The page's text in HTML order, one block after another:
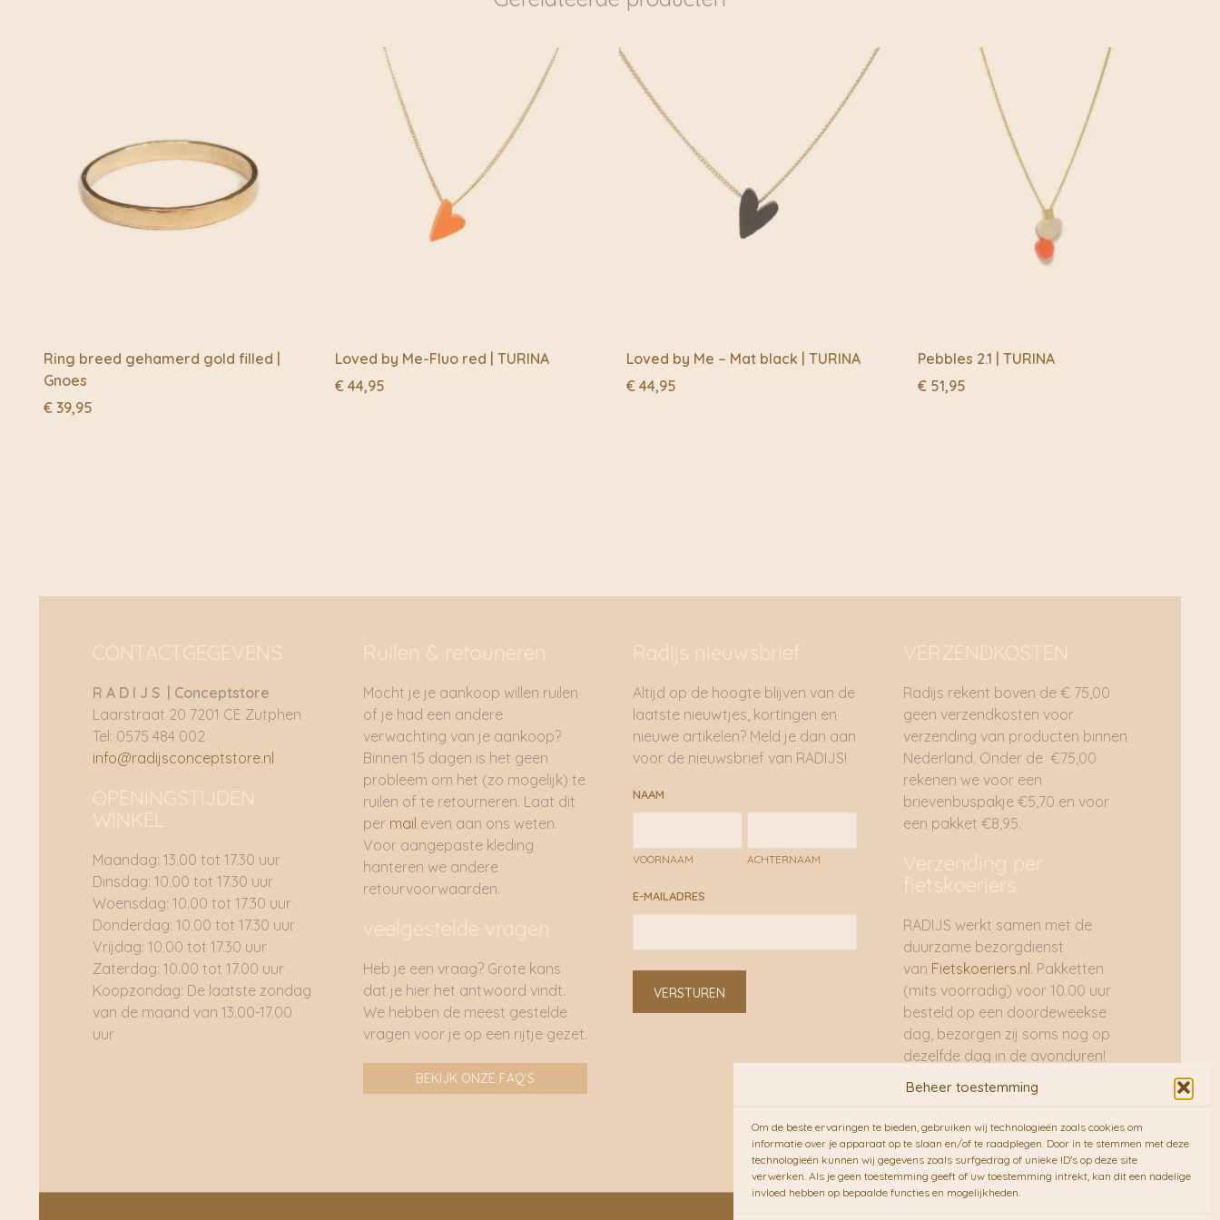
Beheer toestemming
Om de beste ervaringen te bieden, gebruiken wij technologieën zoals cookies om
informatie over je apparaat op te slaan en/of te raadplegen. Door in te stemmen met deze
technologieën kunnen wij gegevens zoals surfgedrag of unieke ID's op deze site
verwerken. Als je geen toestemming geeft of uw toestemming intrekt, kan dit een nadelige
invloed hebben op bepaalde functies en mogelijkheden.
Turina-karton, perfect ook om cadeau te geven.
Ring breed gehamerd gold filled |
Gnoes
€ 39,95
Loved by Me-Fluo red | TURINA
€ 44,95
Loved by Me – Mat black | TURINA
€ 44,95
Pebbles 2.1 | TURINA
€ 51,95
CONTACTGEGEVENS
R A D I J S | Conceptstore
Laarstraat 20 7201 CE Zutphen
Tel: 0575 484 002
info@radijsconceptstore.nl
OPENINGSTIJDEN
WINKEL
Maandag: 13.00 tot 17.30 uur
Dinsdag: 10.00 tot 17.30 uur
Woensdag: 10.00 tot 17.30 uur
Donderdag: 10.00 tot 17.30 uur
Vrijdag: 10.00 tot 17.30 uur
Zaterdag: 10.00 tot 17.00 uur
Koopzondag: De laatste zondag
van de maand van 13.00-17.00
uur
Ruilen & retouneren
Mocht je je aankoop willen ruilen
of je had een andere
verwachting van je aankoop?
Binnen 15 dagen is het geen
probleem om het (zo mogelijk) te
ruilen of te retourneren. Laat dit
permail even aan ons weten.
Voor aangepaste kleding
hanteren we andere
retourvoorwaarden.
veelgestelde vragen
Heb je een vraag? Grote kans
dat je hier het antwoord vindt.
We hebben de meest gestelde
vragen voor je op een rijtje gezet.
BEKIJK ONZE FAQ'S
Radijs nieuwsbrief
Altijd op de hoogte blijven van de
laatste nieuwtjes, kortingen en
nieuwe artikelen? Meld je dan aan
voor de nieuwsbrief van RADIJS!
NAAM
VOORNAAM ACHTERNAAM
E-MAILADRES
VERSTUREN
VERZENDKOSTEN
Radijs rekent boven de € 75,00
geen verzendkosten voor
verzending van producten binnen
Nederland. Onder de €75,00
rekenen we voor een
brievenbuspakje €5,70 en voor
een pakket €8,95.
Verzending per
fietskoeriers
RADIJS werkt samen met de
duurzame bezorgdienst
van Fietskoeriers.nl . Pakketten
(mits voorradig) voor 10.00 uur
besteld op een doordeweekse
dag, bezorgen zij soms nog op
dezelfde dag in de avonduren!
Brievenbuspakjes de volgende
dag. En waar mogelijk ook echt
op de fiets!!